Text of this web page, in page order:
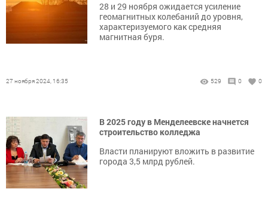
28 и 29 ноября ожидается усиление
геомагнитных колебаний до уровня,
характеризуемого как средняя
магнитная буря.
27 ноября 2024, 16:35 529 0 0
В 2025 году в Менделеевске начнется
строительство колледжа
Власти планируют вложить в развитие
города 3,5 млрд рублей.